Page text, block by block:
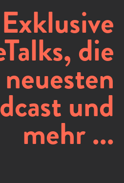
Exklusive
die
neuesten
und
mehr ...